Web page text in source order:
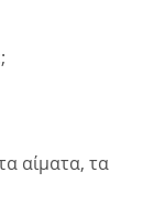
αίματα, τα